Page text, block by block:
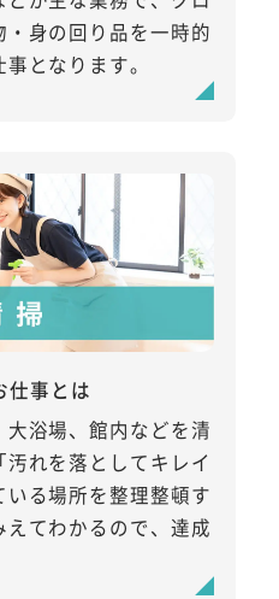
身の回り品を一時的
となります。
仕事とは
浴場、館内などを清
れを落としてキレイ
る場所を整理整頓す
てわかるので、達成